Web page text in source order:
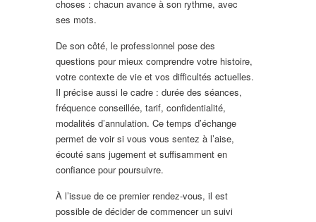
choses : chacun avance à son rythme, avec
ses mots.
De son côté, le professionnel pose des
questions pour mieux comprendre votre histoire,
votre contexte de vie et vos difficultés actuelles.
Il précise aussi le cadre : durée des séances,
fréquence conseillée, tarif, confidentialité,
modalités d’annulation. Ce temps d’échange
permet de voir si vous vous sentez à l’aise,
écouté sans jugement et suffisamment en
confiance pour poursuivre.
À l’issue de ce premier rendez-vous, il est
possible de décider de commencer un suivi